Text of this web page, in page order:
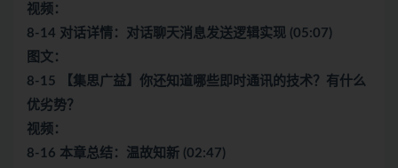
视频：
8-14 对话详情：对话聊天消息发送逻辑实现 (05:07)
图文：
8-15 【集思广益】你还知道哪些即时通讯的技术？有什么
优劣势？
视频：
8-16 本章总结：温故知新 (02:47)